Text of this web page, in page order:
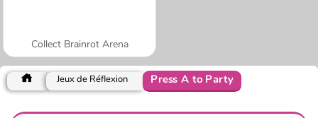
Collect Brainrot Arena
Jeux de Réflexion Press A to Party